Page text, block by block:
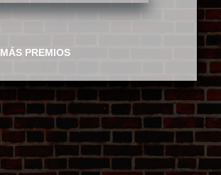
MÁS PREMIOS